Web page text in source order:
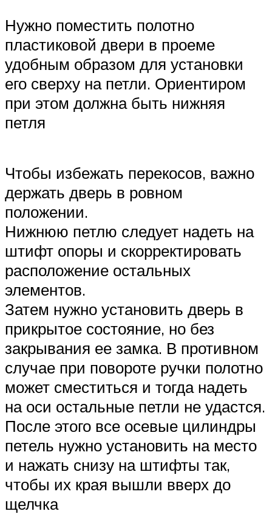
Нужно поместить полотно
пластиковой двери в проеме
удобным образом для установки
его сверху на петли. Ориентиром
при этом должна быть нижняя
петля
Чтобы избежать перекосов, важно
держать дверь в ровном
положении.
Нижнюю петлю следует надеть на
штифт опоры и скорректировать
расположение остальных
элементов.
Затем нужно установить дверь в
прикрытое состояние, но без
закрывания ее замка. В противном
случае при повороте ручки полотно
может сместиться и тогда надеть
на оси остальные петли не удастся.
После этого все осевые цилиндры
петель нужно установить на место
и нажать снизу на штифты так,
чтобы их края вышли вверх до
щелчка